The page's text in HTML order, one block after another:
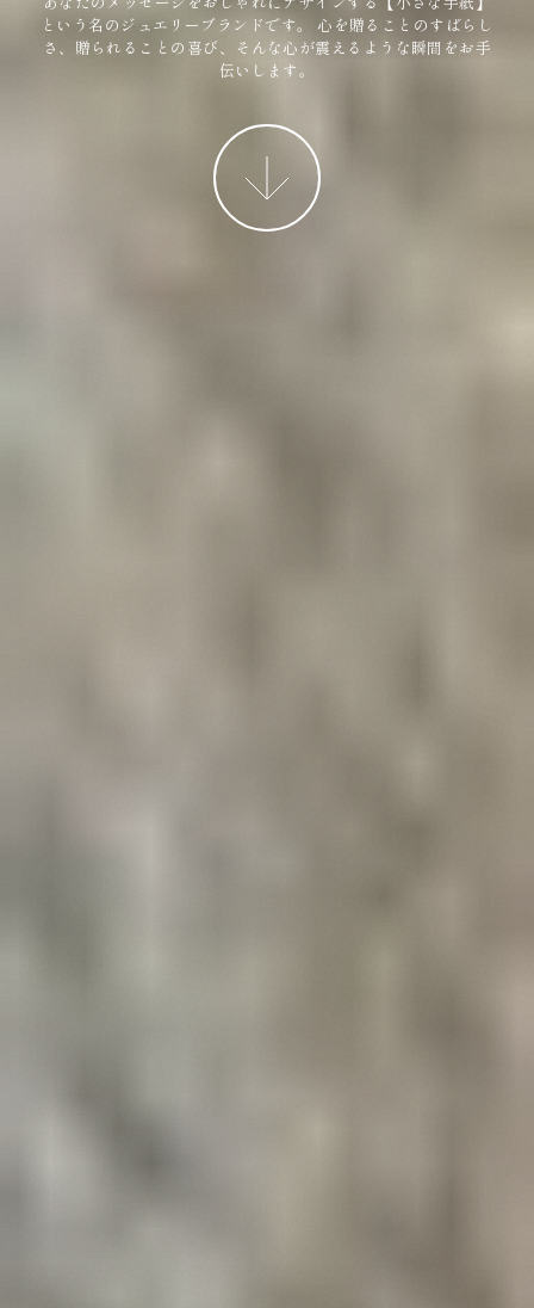
という名のジュエリーブランドです。
心を贈ることのすばらし
さ、贈られることの喜び、そんな心が震えるような瞬間をお手
伝いします。